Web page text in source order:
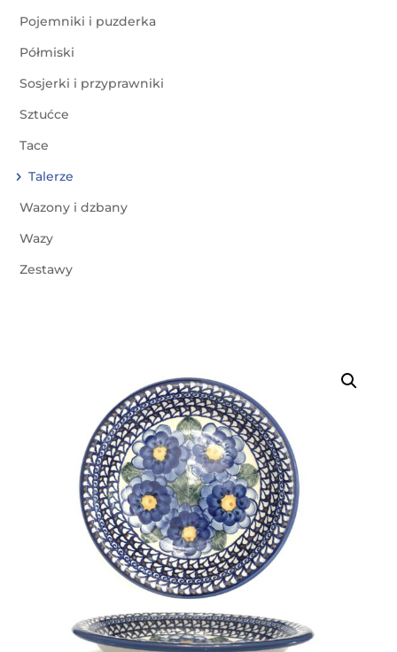
Pojemniki i puzderka
Półmiski
Sosjerki i przyprawniki
Sztućce
Tace
Talerze
Wazony i dzbany
Wazy
Zestawy